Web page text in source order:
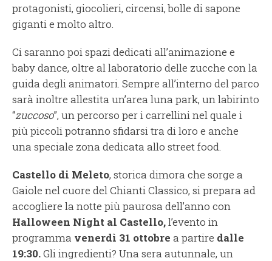
protagonisti, giocolieri, circensi, bolle di sapone
giganti e molto altro.
Ci saranno poi spazi dedicati all’animazione e
baby dance, oltre al laboratorio delle zucche con la
guida degli animatori. Sempre all’interno del parco
sarà inoltre allestita un’area luna park, un labirinto
“zuccoso”, un percorso per i carrellini nel quale i
più piccoli potranno sfidarsi tra di loro e anche
una speciale zona dedicata allo street food.
Castello di Meleto, storica dimora che sorge a
Gaiole nel cuore del Chianti Classico, si prepara ad
accogliere la notte più paurosa dell’anno con
Halloween Night al Castello,l’evento in
programma venerdì 31 ottobre a partire dalle
19:30.Gli ingredienti? Una sera autunnale, un